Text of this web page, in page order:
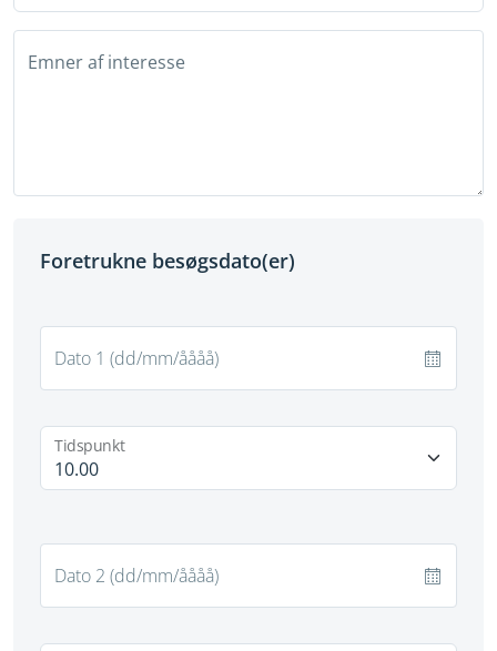
Emner af interesse
Foretrukne besøgsdato(er)
Tidspunkt